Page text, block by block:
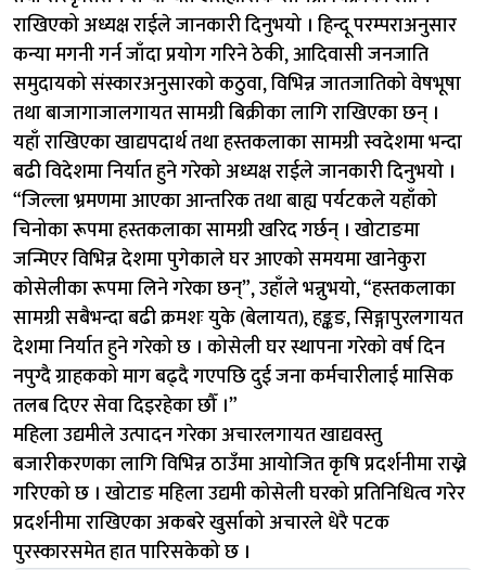
राखिएको अध्यक्ष राईले जानकारी दिनुभयो । हिन्दू परम्पराअनुसार
कन्या मगनी गर्न जाँदा प्रयोग गरिने ठेकी, आदिवासी जनजाति
समुदायको संस्कारअनुसारको कठुवा, विभिन्न जातजातिको वेषभूषा
तथा बाजागाजालगायत सामग्री बिक्रीका लागि राखिएका छन् ।
यहाँ राखिएका खाद्यपदार्थ तथा हस्तकलाका सामग्री स्वदेशमा भन्दा
बढी विदेशमा निर्यात हुने गरेको अध्यक्ष राईले जानकारी दिनुभयो ।
“जिल्ला भ्रमणमा आएका आन्तरिक तथा बाह्य पर्यटकले यहाँको
चिनोका रूपमा हस्तकलाका सामग्री खरिद गर्छन् । खोटाङमा
जन्मिएर विभिन्न देशमा पुगेकाले घर आएको समयमा खानेकुरा
कोसेलीका रूपमा लिने गरेका छन्”, उहाँले भन्नुभयो, “हस्तकलाका
सामग्री सबैभन्दा बढी क्रमशः युके (बेलायत), हङ्कङ, सिङ्गापुरलगायत
देशमा निर्यात हुने गरेको छ । कोसेली घर स्थापना गरेको वर्ष दिन
नपुग्दै ग्राहकको माग बढ्दै गएपछि दुई जना कर्मचारीलाई मासिक
तलब दिएर सेवा दिइरहेका छौँ ।”
महिला उद्यमीले उत्पादन गरेका अचारलगायत खाद्यवस्तु
बजारीकरणका लागि विभिन्न ठाउँमा आयोजित कृषि प्रदर्शनीमा राख्ने
गरिएको छ । खोटाङ महिला उद्यमी कोसेली घरको प्रतिनिधित्व गरेर
प्रदर्शनीमा राखिएका अकबरे खुर्साको अचारले धेरै पटक
पुरस्कारसमेत हात पारिसकेको छ ।